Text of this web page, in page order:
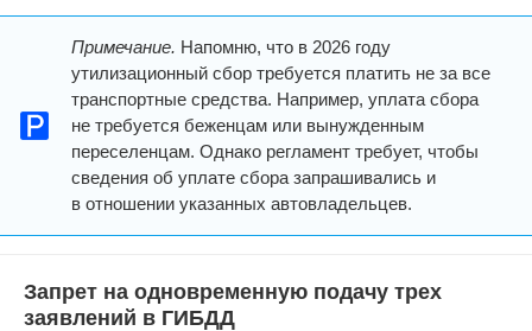
Примечание. Напомню, что в 2026 году
утилизационный сбор требуется платить не за все
транспортные средства. Например, уплата сбора
не требуется беженцам или вынужденным
переселенцам. Однако регламент требует, чтобы
сведения об уплате сбора запрашивались и
в отношении указанных автовладельцев.
Запрет на одновременную подачу трех
заявлений в ГИБДД